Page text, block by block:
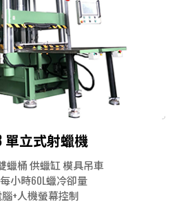
單立式射蠟機
蠟桶 供蠟缸 模具吊車
小時60L蠟冷卻量
+人機螢幕控制